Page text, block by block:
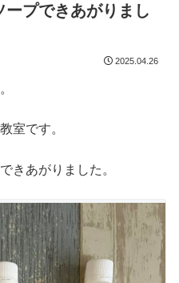
ープできあがりまし
2025.04.26
室です。
きあがりました。